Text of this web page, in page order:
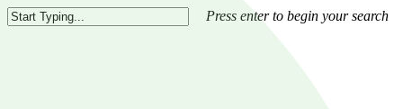
Press enter to begin your search